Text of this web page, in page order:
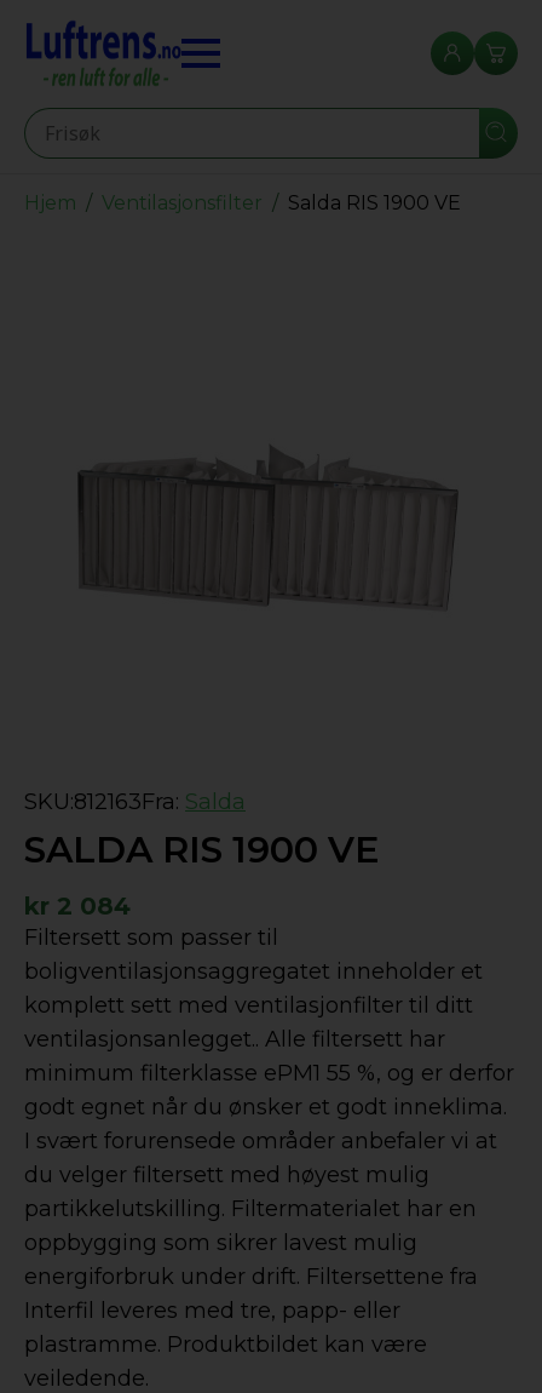
Seearch
Hjem Ventilasjonsfilter Salda RIS 1900 VE
SKU:812163Fra: Salda
SALDA RIS 1900 VE
kr 2 084
Filtersett som passer til
boligventilasjonsaggregatet inneholder et
komplett sett med ventilasjonfilter til ditt
ventilasjonsanlegget.. Alle filtersett har
minimum filterklasse ePM1 55 %, og er derfor
godt egnet når du ønsker et godt inneklima.
I svært forurensede områder anbefaler vi at
du velger filtersett med høyest mulig
partikkelutskilling. Filtermaterialet har en
oppbygging som sikrer lavest mulig
energiforbruk under drift. Filtersettene fra
Interfil leveres med tre, papp- eller
plastramme. Produktbildet kan være
veiledende.